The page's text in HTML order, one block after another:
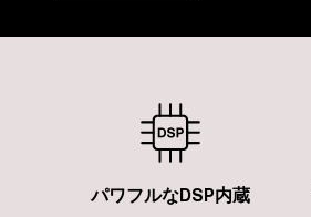
パワフルなDSP内蔵